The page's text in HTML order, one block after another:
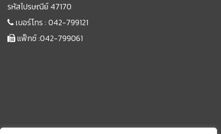
รหัสไปรษณีย์ 47170
เบอร์โทร : 042-799121
แฟ็กซ์ :042-799061